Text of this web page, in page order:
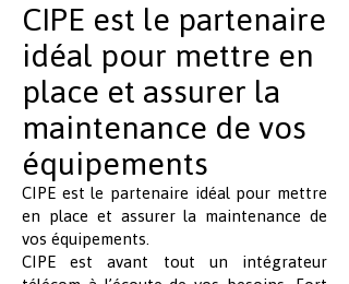
CIPE est le partenaire
idéal pour mettre en
place et assurer la
maintenance de vos
équipements
CIPE est le partenaire idéal pour mettre
en place et assurer la maintenance de
vos équipements.
CIPE est avant tout un intégrateur